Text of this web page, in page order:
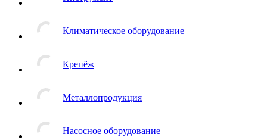
Климатическое оборудование
Крепёж
Металлопродукция
Насосное оборудование